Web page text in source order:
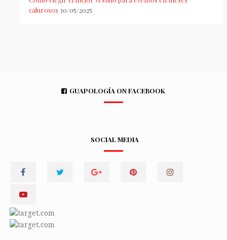
calurosos 30/05/2025
GUAPOLOGÍA ON FACEBOOK
SOCIAL MEDIA